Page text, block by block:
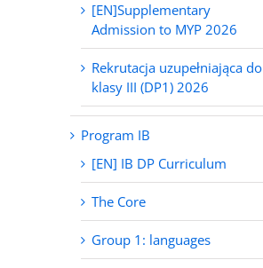
[EN]Supplementary
Admission to MYP 2026
Rekrutacja uzupełniająca do
klasy III (DP1) 2026
Program IB
[EN] IB DP Curriculum
The Core
Group 1: languages